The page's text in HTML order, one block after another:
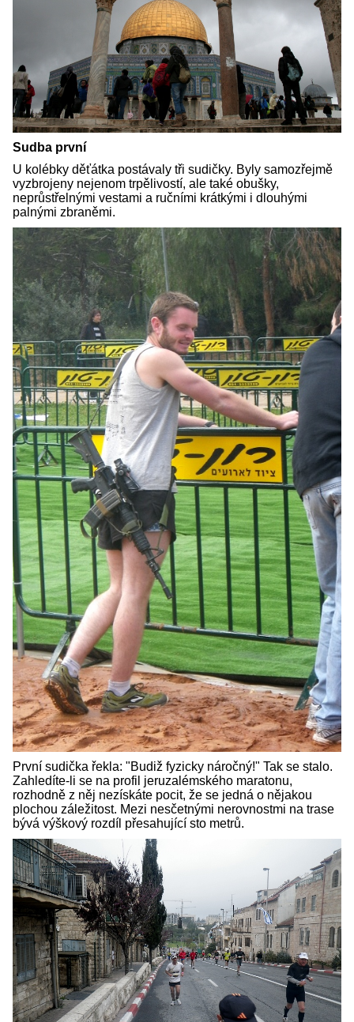
Sudba první
U kolébky děťátka postávaly tři sudičky. Byly samozřejmě
vyzbrojeny nejenom trpělivostí, ale také obušky,
neprůstřelnými vestami a ručními krátkými i dlouhými
palnými zbraněmi.
První sudička řekla: "Budiž fyzicky náročný!" Tak se stalo.
Zahledíte-li se na profil jeruzalémského maratonu,
rozhodně z něj nezískáte pocit, že se jedná o nějakou
plochou záležitost. Mezi nesčetnými nerovnostmi na trase
bývá výškový rozdíl přesahující sto metrů.